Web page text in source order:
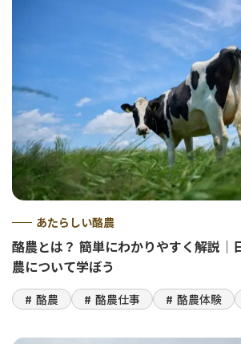
あたらしい酪農
酪農とは？ 簡単にわかりやすく解説｜
農について学ぼう
酪農 酪農仕事 酪農体験